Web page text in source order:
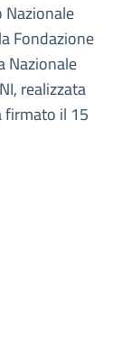
Nazionale
Fondazione
Nazionale
realizzata
firmato il 15